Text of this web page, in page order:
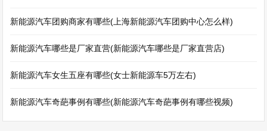
新能源汽车团购商家有哪些(上海新能源汽车团购中心怎么样)
新能源汽车哪些是厂家直营(新能源汽车哪些是厂家直营店)
新能源汽车女生五座有哪些(女士新能源车5万左右)
新能源汽车奇葩事例有哪些(新能源汽车奇葩事例有哪些视频)